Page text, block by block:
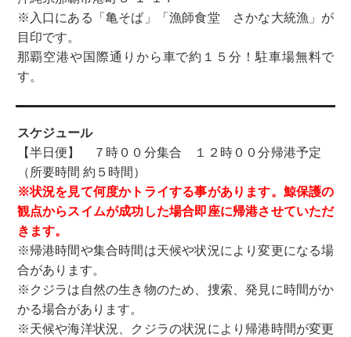
※入口にある「亀そば」「漁師食堂 さかな大統漁」が
目印です。
那覇空港や国際通りから車で約１５分！駐車場無料で
す。
スケジュール
【半日便】 ７時００分集合 １２時００分帰港予定
（所要時間 約５時間）
※状況を見て何度かトライする事があります。鯨保護の
観点からスイムが成功した場合即座に帰港させていただ
きます。
※帰港時間や集合時間は天候や状況により変更になる場
合があります。
※クジラは自然の生き物のため、捜索、発見に時間がか
かる場合があります。
※天候や海洋状況、クジラの状況により帰港時間が変更